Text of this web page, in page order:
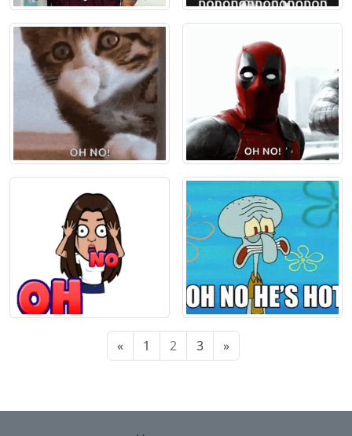
« 1 2 3 »